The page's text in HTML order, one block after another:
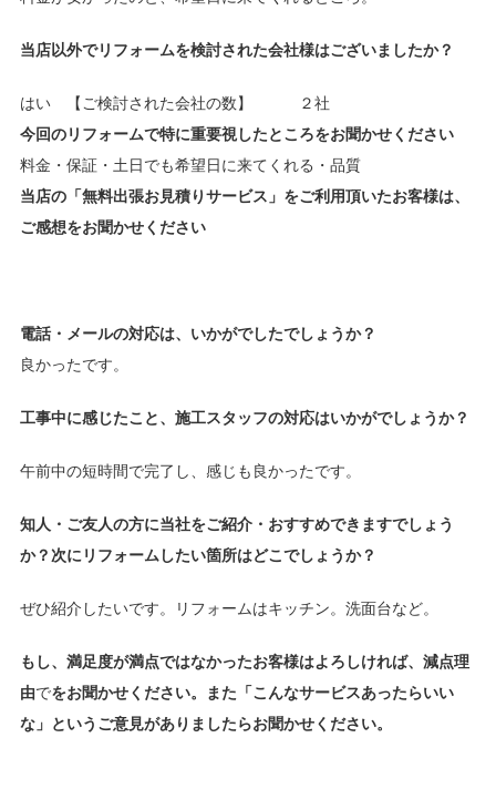
当店以外でリフォームを検討された会社様はございましたか？
はい 【ご検討された会社の数】 ２社
今回のリフォームで特に重要視したところをお聞かせください
料金・保証・土日でも希望日に来てくれる・品質
当店の「無料出張お見積りサービス」をご利用頂いたお客様は、
ご感想をお聞かせください
電話・メールの対応は、いかがでしたでしょうか？
良かったです。
工事中に感じたこと、施工スタッフの対応はいかがでしょうか？
午前中の短時間で完了し、感じも良かったです。
知人・ご友人の方に当社をご紹介・おすすめできますでしょう
か？次にリフォームしたい箇所はどこでしょうか？
ぜひ紹介したいです。リフォームはキッチン。洗面台など。
もし、満足度が満点ではなかったお客様はよろしければ、減点理
由でをお聞かせください。また「こんなサービスあったらいい
な」というご意見がありましたらお聞かせください。